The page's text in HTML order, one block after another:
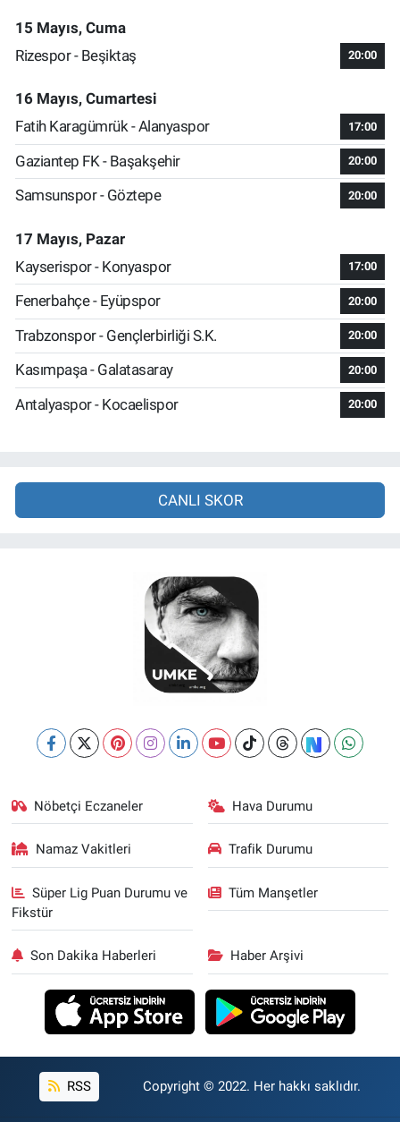
15 Mayıs, Cuma
Rizespor - Beşiktaş
20:00
16 Mayıs, Cumartesi
Fatih Karagümrük - Alanyaspor
17:00
Gaziantep FK - Başakşehir 20:00
Samsunspor - Göztepe 20:00
17 Mayıs, Pazar
Kayserispor - Konyaspor
17:00
Fenerbahçe - Eyüpspor 20:00
Trabzonspor - Gençlerbirliği S.K. 20:00
Kasımpaşa - Galatasaray 20:00
Antalyaspor - Kocaelispor 20:00
CANLI SKOR
Nöbetçi Eczaneler Hava Durumu
Namaz Vakitleri Trafik Durumu
Süper Lig Puan Durumu ve
Fikstür
Tüm Manşetler
Son Dakika Haberleri Haber Arşivi
RSS Copyright © 2022. Her hakkı saklıdır.